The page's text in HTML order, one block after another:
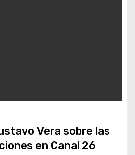
Vera sobre las
en Canal 26